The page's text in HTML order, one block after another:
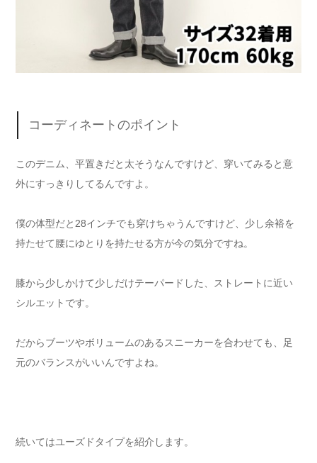
コーディネートのポイント
このデニム、平置きだと太そうなんですけど、穿いてみると意
外にすっきりしてるんですよ。
僕の体型だと28インチでも穿けちゃうんですけど、少し余裕を
持たせて腰にゆとりを持たせる方が今の気分ですね。
膝から少しかけて少しだけテーパードした、ストレートに近い
シルエットです。
だからブーツやボリュームのあるスニーカーを合わせても、足
元のバランスがいいんですよね。
続いてはユーズドタイプを紹介します。